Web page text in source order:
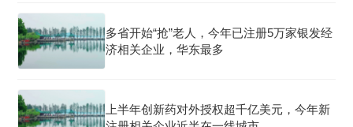
多省开始“抢”老人，今年已注册5万家银发经
济相关企业，华东最多
上半年创新药对外授权超千亿美元，今年新